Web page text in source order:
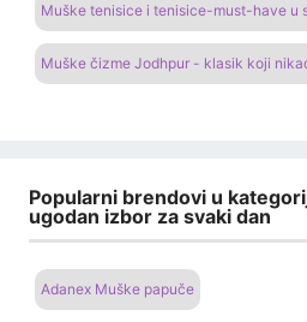
Muške tenisice i tenisice-must-have u
Muške čizme Jodhpur - klasik koji
Popularni brendovi u
ugodan izbor za svaki dan
Adanex Muške papuče